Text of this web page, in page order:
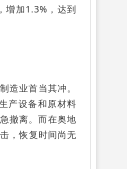
增加1.3%，达到
造业首当其冲。
产设备和原材料
撤离。而在奥地
，恢复时间尚无